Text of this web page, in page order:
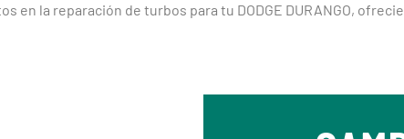
en la reparación de turbos para tu DODGE DURANGO,